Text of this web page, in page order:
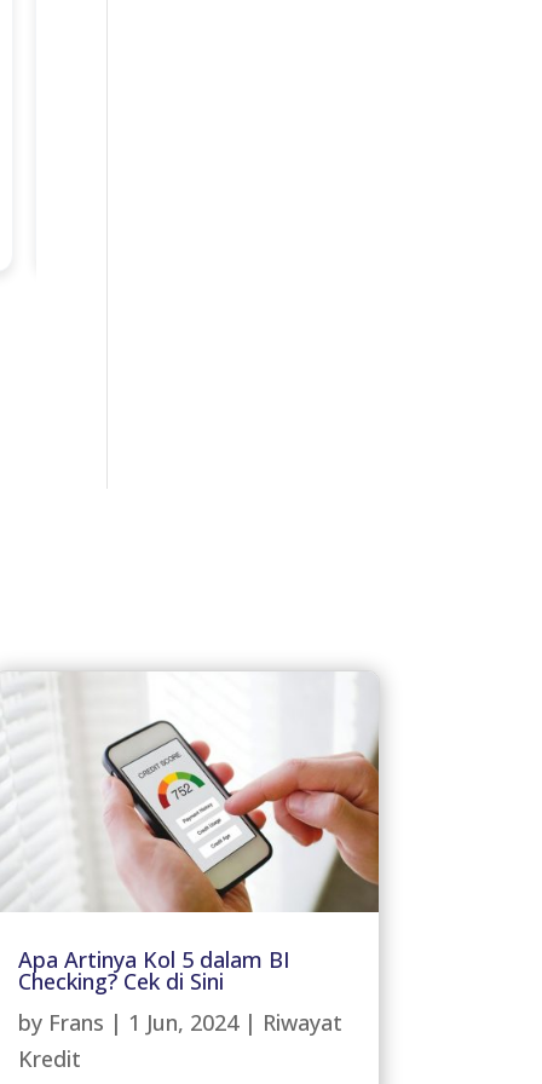
Apa Artinya Kol 5 dalam BI
Checking? Cek di Sini
by Frans | 1 Jun, 2024| Riwayat
Kredit